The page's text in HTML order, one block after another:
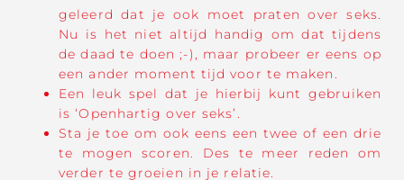
geleerd dat je ook moet praten over seks.
Nu is het niet altijd handig om dat tijdens
de daad te doen ;-), maar probeer er eens op
een ander moment tijd voor te maken.
Een leuk spel dat je hierbij kunt gebruiken
is ‘Openhartig over seks’.
Sta je toe om ook eens een twee of een drie
te mogen scoren. Des te meer reden om
verder te groeien in je relatie.